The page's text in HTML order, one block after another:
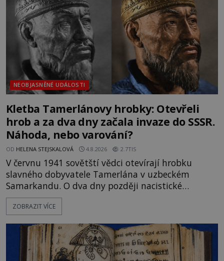
NEOBJASNĚNÉ UDÁLOSTI
Kletba Tamerlánovy hrobky: Otevřeli
hrob a za dva dny začala invaze do SSSR.
Náhoda, nebo varování?
OD HELENA STEJSKALOVÁ 4.8.2026 2.7TIS
V červnu 1941 sovětští vědci otevírají hrobku
slavného dobyvatele Tamerlána v uzbeckém
Samarkandu. O dva dny později nacistické
Německo zahajuje operaci Barbarossa a napadá
Sovětský svaz. Shoda dat je natolik zarážející, že se
na legendě něco pravdy, nebo jde jen o fascinující
souhru okolností? Když antropolog Michail
Gerasimov (1907-1970) a
ZOBRAZIT VÍCE